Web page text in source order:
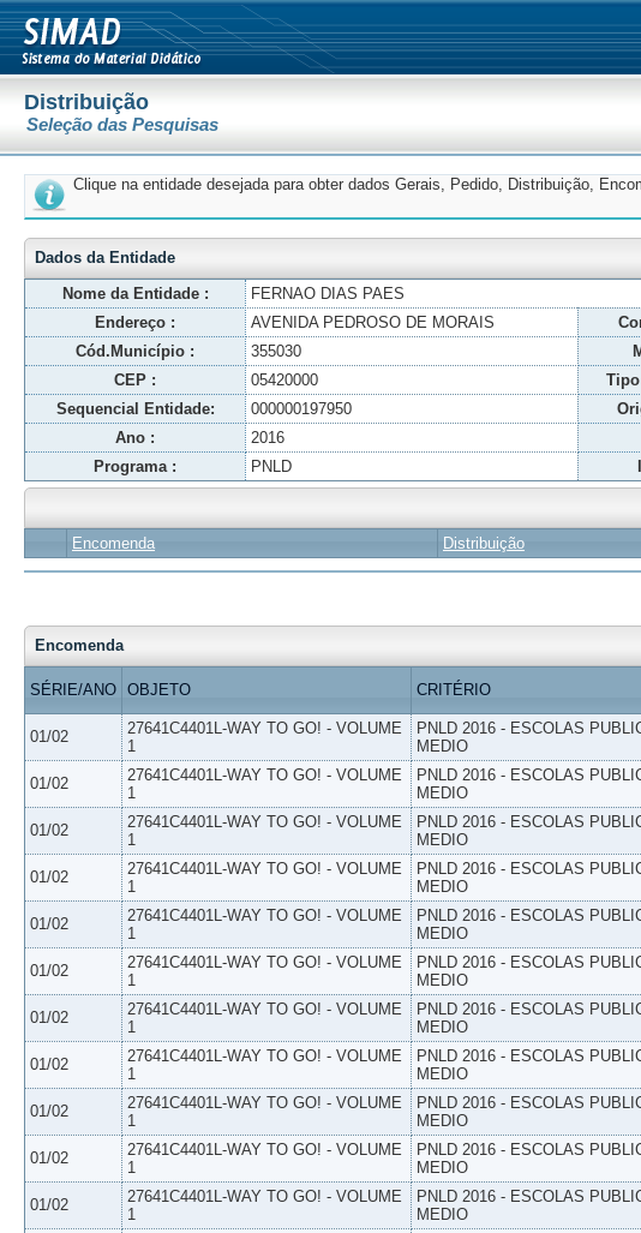
Distribuição
Seleção das Pesquisas
Clique na entidade desejada para obter dados Gerais, Pedido, Distribuição,
Dados da Entidade
Nome da Entidade :
FERNAO DIAS PAES
Endereço :
AVENIDA PEDROSO DE MORAIS
Cód.Município :
355030
CEP :
05420000
Sequencial Entidade:
000000197950
Ano :
2016
Programa :
PNLD
Encomenda Distribuição
Encomenda
SÉRIE/ANO OBJETO CRITÉRIO
01/02
27641C4401L-WAY TO GO! - VOLUME
1
PNLD 2016 - ESCOLAS
MEDIO
01/02
27641C4401L-WAY TO GO! - VOLUME
1
PNLD 2016 - ESCOLAS
MEDIO
01/02
27641C4401L-WAY TO GO! - VOLUME
1
PNLD 2016 - ESCOLAS
MEDIO
01/02
27641C4401L-WAY TO GO! - VOLUME
1
PNLD 2016 - ESCOLAS
MEDIO
01/02
27641C4401L-WAY TO GO! - VOLUME
1
PNLD 2016 - ESCOLAS
MEDIO
01/02
27641C4401L-WAY TO GO! - VOLUME
1
PNLD 2016 - ESCOLAS
MEDIO
01/02
27641C4401L-WAY TO GO! - VOLUME
1
PNLD 2016 - ESCOLAS
MEDIO
01/02
27641C4401L-WAY TO GO! - VOLUME
1
PNLD 2016 - ESCOLAS
MEDIO
01/02
27641C4401L-WAY TO GO! - VOLUME
1
PNLD 2016 - ESCOLAS
MEDIO
01/02
27641C4401L-WAY TO GO! - VOLUME
1
PNLD 2016 - ESCOLAS
MEDIO
01/02
27641C4401L-WAY TO GO! - VOLUME
1
PNLD 2016 - ESCOLAS
MEDIO